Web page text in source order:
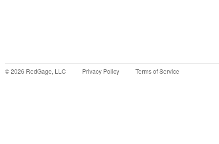
©2026 RedGage, LLC Privacy Policy Terms of Service